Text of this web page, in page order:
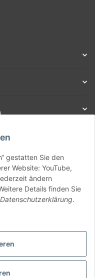
gestatten Sie den
Website: YouTube,
ändern
Details finden Sie
Datenschutzerklärung.